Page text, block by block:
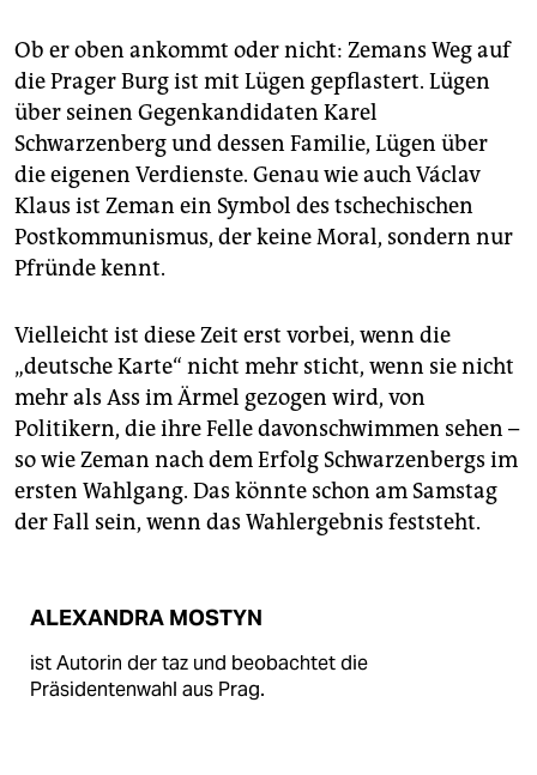
veranstaltungen
shop
fragen & hilfe
unterstützen
abo
epaper login
Ob er oben ankommt oder nicht: Zemans Weg auf
die Prager Burg ist mit Lügen gepflastert. Lügen
über seinen Gegenkandidaten Karel
Schwarzenberg und dessen Familie, Lügen über
die eigenen Verdienste. Genau wie auch Václav
Klaus ist Zeman ein Symbol des tschechischen
Postkommunismus, der keine Moral, sondern nur
Pfründe kennt.
Vielleicht ist diese Zeit erst vorbei, wenn die
„deutsche Karte“ nicht mehr sticht, wenn sie nicht
mehr als Ass im Ärmel gezogen wird, von
Politikern, die ihre Felle davonschwimmen sehen –
so wie Zeman nach dem Erfolg Schwarzenbergs im
ersten Wahlgang. Das könnte schon am Samstag
der Fall sein, wenn das Wahlergebnis feststeht.
ALEXANDRA MOSTYN
ist Autorin der taz und beobachtet die
Präsidentenwahl aus Prag.